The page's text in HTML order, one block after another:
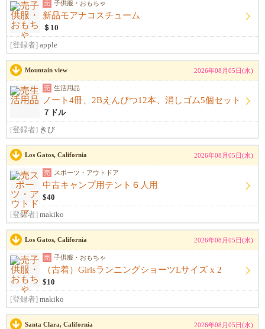
売 子供服・おもちゃ
新品モアナコスチューム
＄10
[登録者] apple
Mountain view 2026年08月05日(水)
売 生活用品
ノート4冊、2Bえんぴつ12本、消しゴム5個セット
７ドル
[登録者] きび
Los Gatos, California 2026年08月05日(水)
売 スポーツ・アウトドア
中古キャンプ用テント６人用
$40
[登録者] makiko
Los Gatos, California 2026年08月05日(水)
売 子供服・おもちゃ
（古着）GirlsランニングショーツLサイズ x 2
$10
[登録者] makiko
Santa Clara, California 2026年08月05日(水)